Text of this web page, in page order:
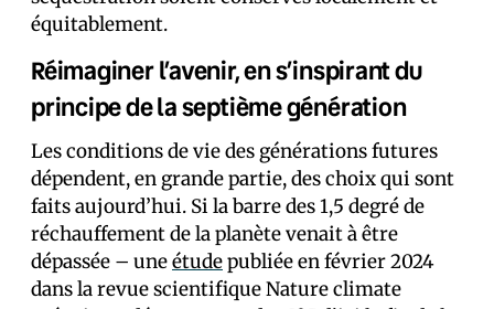
équitablement.
Réimaginer l’avenir, en s’inspirant du
principe de la septième génération
Les conditions de vie des générations futures
dépendent, en grande partie, des choix qui sont
faits aujourd’hui. Si la barre des 1,5 degré de
réchauffement de la planète venait à être
dépassée – uneétudepubliée en février 2024
dans la revue scientifique Nature climate